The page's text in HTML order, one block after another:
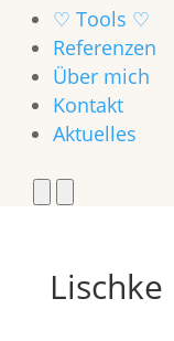
♡ Tools ♡
Referenzen
Über mich
Kontakt
Aktuelles
Lischke